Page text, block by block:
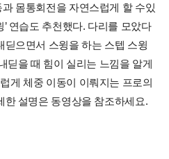
몸통회전을 자연스럽게 할 수있
’ 연습도 추천했다. 다리를 모았다
딛으면서 스윙을 하는 스텝 스윙
딛을 때 힘이 실리는 느낌을 알게
게 체중 이동이 이뤄지는 프로의
한 설명은 동영상을 참조하세요.